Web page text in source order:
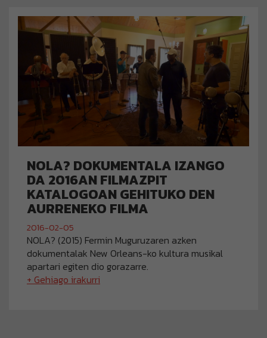
NOLA? DOKUMENTALA IZANGO
DA 2016AN FILMAZPIT
KATALOGOAN GEHITUKO DEN
AURRENEKO FILMA
2016-02-05
NOLA? (2015) Fermin Muguruzaren azken
dokumentalak New Orleans-ko kultura musikal
apartari egiten dio gorazarre.
+ Gehiago irakurri